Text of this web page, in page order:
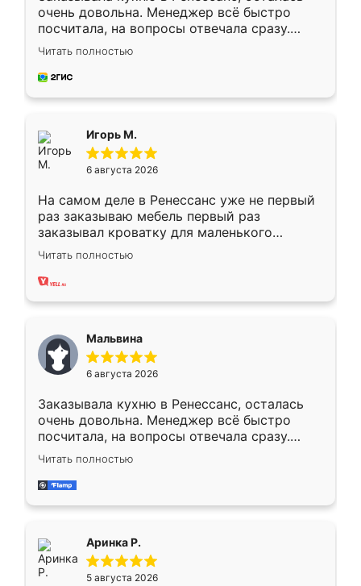
очень довольна. Менеджер всё быстро
посчитала, на вопросы отвечала сразу.
Замерщик приехал в субботу, подошёл к
делу со всей ответственностью. Собрали
за день, ребята работали аккуратно, даже
Читать полностью
Игорь М.
6 августа 2026
На самом деле в Ренессанс уже не первый
раз заказываю мебель первый раз
заказывал кроватку для маленького
ребёнка при его рождении ,во второй раз
заказал шкаф-купе. По качеству очень
хорошее сборка достаточно быстрая,
меньше, здесь же он более разнообразный.
Мне нравится ,если что-то потребуется из
мебели буду заказывать только здесь.
Читать полностью
Мальвина
6 августа 2026
Заказывала кухню в Ренессанс, осталась
очень довольна. Менеджер всё быстро
посчитала, на вопросы отвечала сразу.
Замерщик приехал в субботу, подошёл к
делу со всей ответственностью. Собрали
за день, ребята работали аккуратно, даже
Читать полностью
Аринка Р.
5 августа 2026